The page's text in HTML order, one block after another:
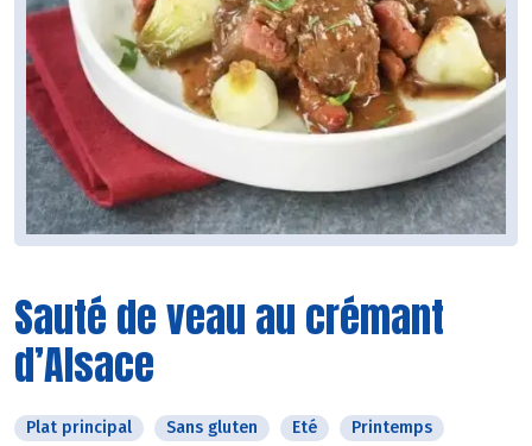
Sauté de veau au crémant
d’Alsace
Plat principal Sans gluten Eté Printemps